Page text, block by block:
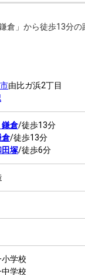
」から徒歩13分の
由比ガ浜2丁目
鎌倉/徒歩13分
倉/徒歩13分
田塚/徒歩6分
学校
学校